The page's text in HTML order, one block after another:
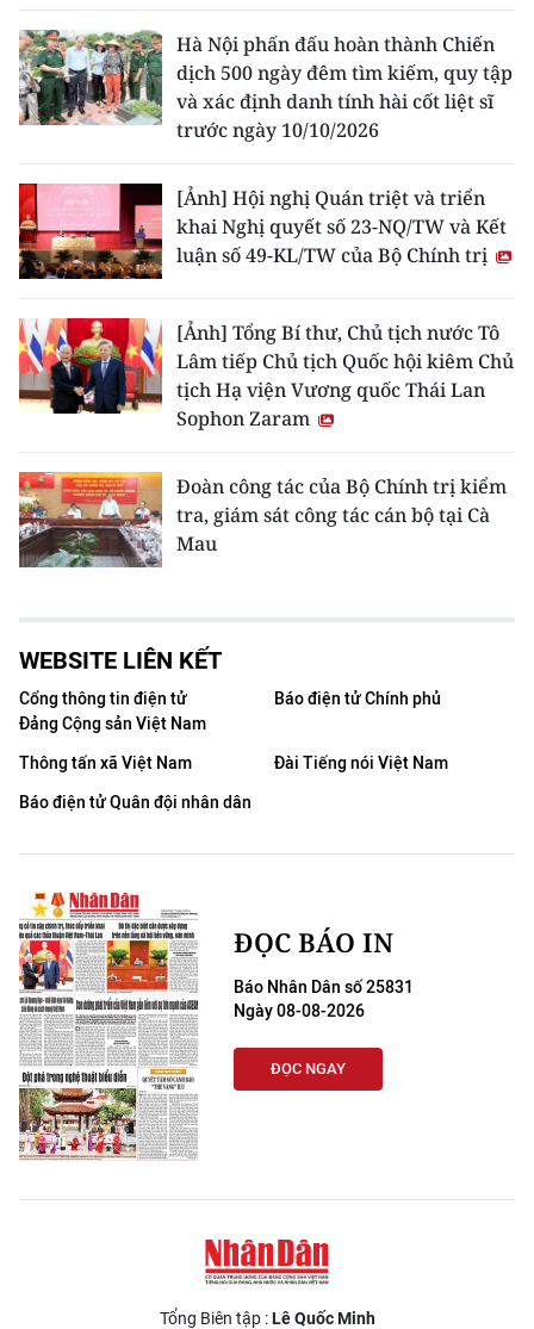
Hà Nội phấn đấu hoàn thành Chiến
dịch 500 ngày đêm tìm kiếm, quy tập
và xác định danh tính hài cốt liệt sĩ
trước ngày 10/10/2026
[Ảnh] Hội nghị Quán triệt và triển
khai Nghị quyết số 23-NQ/TW và Kết
luận số 49-KL/TW của Bộ Chính trị
[Ảnh] Tổng Bí thư, Chủ tịch nước Tô
Lâm tiếp Chủ tịch Quốc hội kiêm Chủ
tịch Hạ viện Vương quốc Thái Lan
Sophon Zaram
Đoàn công tác của Bộ Chính trị kiểm
tra, giám sát công tác cán bộ tại Cà
Mau
WEBSITE LIÊN KẾT
Cổng thông tin điện tử
Đảng Cộng sản Việt Nam
Báo điện tử Chính phủ
Thông tấn xã Việt Nam
Đài Tiếng nói Việt Nam
Báo điện tử Quân đội nhân dân
ĐỌC BÁO IN
Báo Nhân Dân số 25831
Ngày 08-08-2026
ĐỌC NGAY
Tổng Biên tập :Lê Quốc Minh